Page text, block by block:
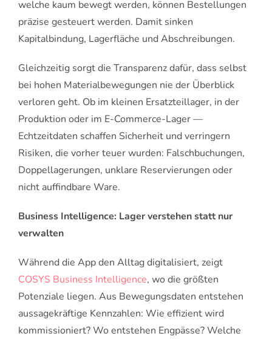
welche kaum bewegt werden, können Bestellungen
präzise gesteuert werden. Damit sinken
Kapitalbindung, Lagerfläche und Abschreibungen.
Gleichzeitig sorgt die Transparenz dafür, dass selbst
bei hohen Materialbewegungen nie der Überblick
verloren geht. Ob im kleinen Ersatzteillager, in der
Produktion oder im E-Commerce-Lager —
Echtzeitdaten schaffen Sicherheit und verringern
Risiken, die vorher teuer wurden: Falschbuchungen,
Doppellagerungen, unklare Reservierungen oder
nicht auffindbare Ware.
Business Intelligence: Lager verstehen statt nur
verwalten
Während die App den Alltag digitalisiert, zeigt
COSYS Business Intelligence, wo die größten
Potenziale liegen. Aus Bewegungsdaten entstehen
aussagekräftige Kennzahlen: Wie effizient wird
kommissioniert? Wo entstehen Engpässe? Welche